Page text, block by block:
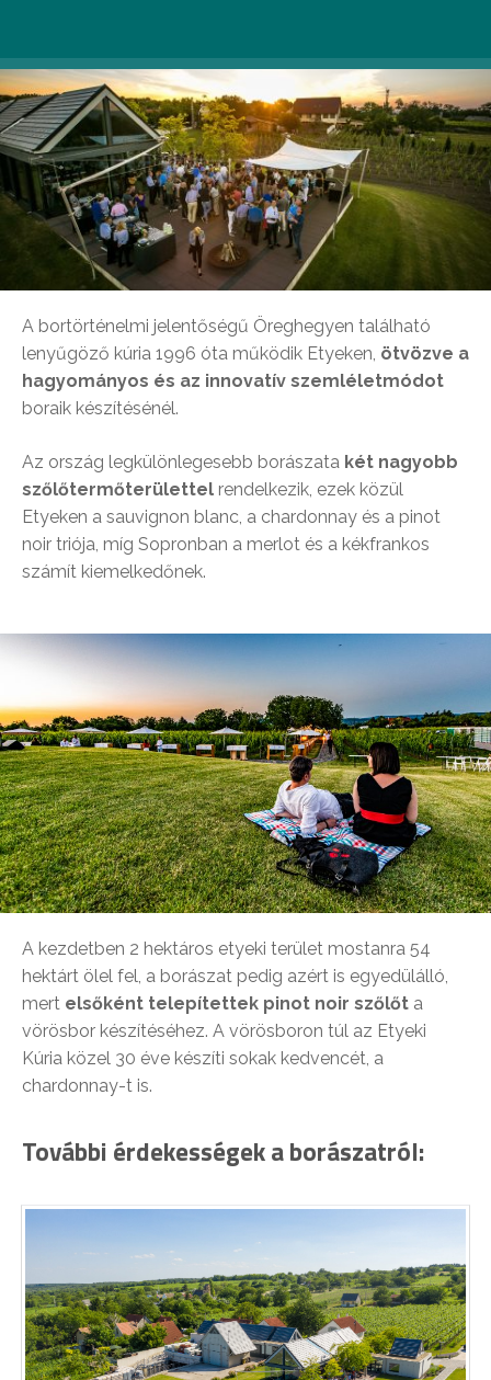
A bortörténelmi jelentőségű Öreghegyen található
lenyűgöző kúria 1996 óta működik Etyeken, ötvözve a
hagyományos és az innovatív szemléletmódot
boraik készítésénél.
Az ország legkülönlegesebb borászata két nagyobb
szőlőtermőterülettel rendelkezik, ezek közül
Etyeken a sauvignon blanc, a chardonnay és a pinot
noir triója, míg Sopronban a merlot és a kékfrankos
számít kiemelkedőnek.
A kezdetben 2 hektáros etyeki terület mostanra 54
hektárt ölel fel, a borászat pedig azért is egyedülálló,
mert elsőként telepítettek pinot noir szőlőt a
vörösbor készítéséhez. A vörösboron túl az Etyeki
Kúria közel 30 éve készíti sokak kedvencét, a
chardonnay-t is.
További érdekességek a borászatról: